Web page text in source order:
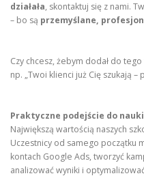
działała, skontaktuj się z nami.
– bo są przemyślane,
Czy chcesz, żebym dodał do
np. „Twoi klienci już Cię szukają –
Praktyczne podejście do nauki
Największą wartością naszych
Uczestnicy od samego początku
kontach Google Ads, tworzyć
analizować wyniki i